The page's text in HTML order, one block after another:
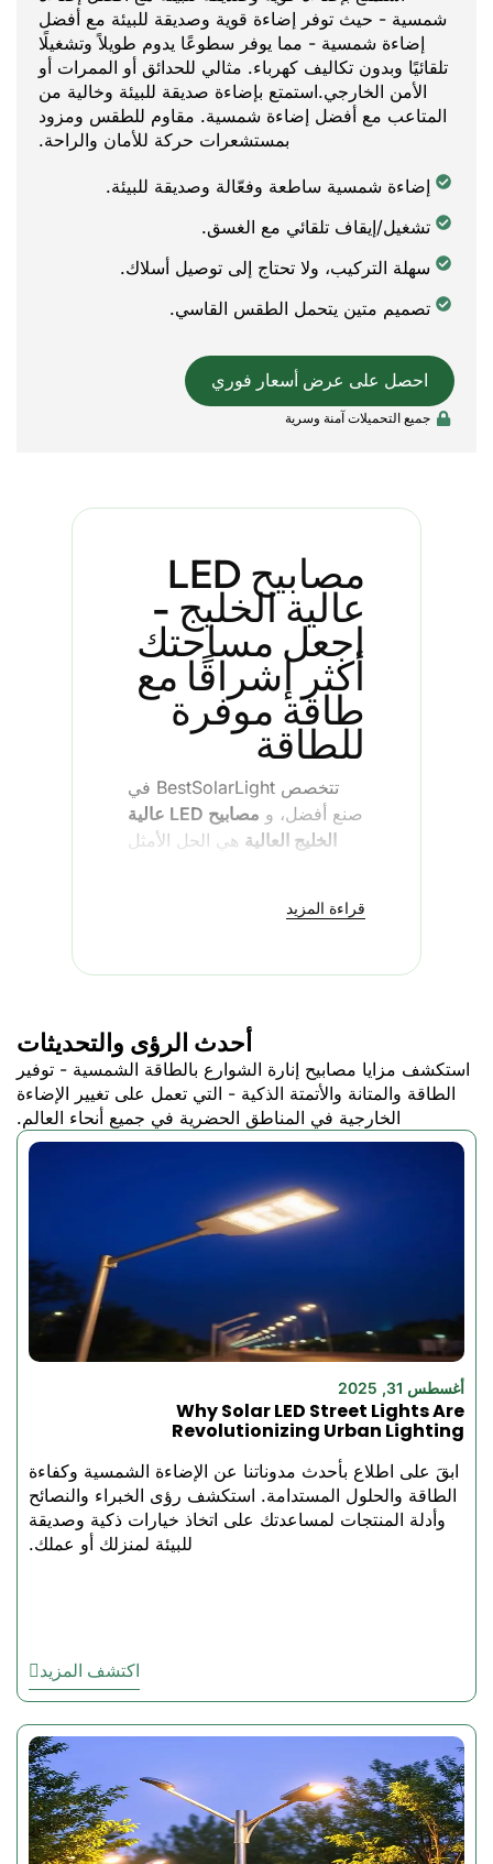
شمسية - حيث توفر إضاءة قوية وصديقة للبيئة مع أفضل
إضاءة شمسية - مما يوفر سطوعًا يدوم طويلاً وتشغيلًا
تلقائيًا وبدون تكاليف كهرباء. مثالي للحدائق أو الممرات أو
الأمن الخارجي.استمتع بإضاءة صديقة للبيئة وخالية من
المتاعب مع أفضل إضاءة شمسية. مقاوم للطقس ومزود
بمستشعرات حركة للأمان والراحة.
إضاءة شمسية ساطعة وفعّالة وصديقة للبيئة.
تشغيل/إيقاف تلقائي مع الغسق.
سهلة التركيب، ولا تحتاج إلى توصيل أسلاك.
تصميم متين يتحمل الطقس القاسي.
احصل على عرض أسعار فوري
جميع التحميلات آمنة وسرية
مصابيح LED
عالية الخليج -
اجعل مساحتك
أكثر إشراقًا مع
طاقة موفرة
للطاقة
تتخصص BestSolarLight في
صنع أفضل، و
مصابيح LED عالية
الخليج العالية هي الحل الأمثل
إضاءة عالية الجودة بتكلفة أقل
المصابيح بشكل أفضل في
اللياقة البدنية والمباني الداخلية
الكبيرة. نحن نصنع مصابيح (ليد)
عالية الأداء القوية والعالية الأداء
التي توفر إضاءة تدوم طويلاً
وتوفر الكثير من الطاقة. تعمل
التركيبات القديمة أو تقوم
بتركيب جديد تمامًا - ستحصل
على رؤية أفضل وفواتير أقل
ومكان عمل أكثر أمانًا. نحن نصنع
القوية التي تظل ساطعة لسنوات
وتقلل من تكاليف الطاقة لديك.
هذه هي ما تريده إذا كنت تستبدل
المصابيح القديمة أو تقوم بتركيب
نظام جديد بالكامل، لأنك تعلم أنك
سترى بشكل أفضل وتنفق أقل
وتعمل بأمان أكثر.
لماذا تختار مصابيح LED
ناتج حراري منخفض وإنتاجية
بديل صديق للبيئة لمصابيح
HID النموذجية
قراءة المزيد
أحدث الرؤى والتحديثات
استكشف مزايا مصابيح إنارة الشوارع بالطاقة الشمسية - توفير
الطاقة والمتانة والأتمتة الذكية - التي تعمل على تغيير الإضاءة
الخارجية في المناطق الحضرية في جميع أنحاء العالم.
أغسطس 31, 2025
Why Solar LED Street Lights Are
Revolutionizing Urban Lighting
ابقَ على اطلاع بأحدث مدوناتنا عن الإضاءة الشمسية وكفاءة
الطاقة والحلول المستدامة. استكشف رؤى الخبراء والنصائح
وأدلة المنتجات لمساعدتك على اتخاذ خيارات ذكية وصديقة
للبيئة لمنزلك أو عملك.
اكتشف المزيد